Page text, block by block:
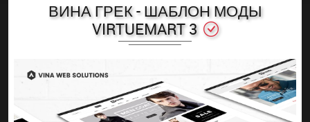
ВИНА ГРЕК - ШАБЛОН МОДЫ
VIRTUEMART 3